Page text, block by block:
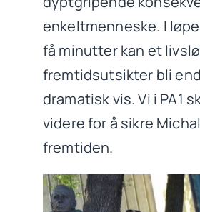
enkeltmenneske. I
få minutter kan et
fremtidsutsikter bli
dramatisk vis. Vi i PA1
videre for å sikre
fremtiden.